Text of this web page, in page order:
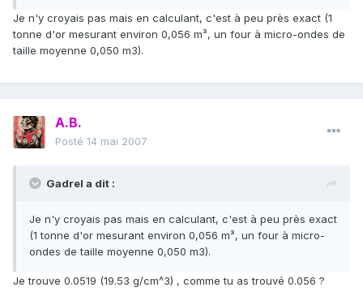
Je n'y croyais pas mais en calculant, c'est à peu près exact (1
tonne d'or mesurant environ 0,056 m³, un four à micro-ondes de
taille moyenne 0,050 m3).
A.B.
Posté 14 mai 2007
Gadrel a dit :
Je n'y croyais pas mais en calculant, c'est à peu près exact
(1 tonne d'or mesurant environ 0,056 m³, un four à micro-
ondes de taille moyenne 0,050 m3).
Je trouve 0.0519 (19.53 g/cm^3) , comme tu as trouvé 0.056 ?